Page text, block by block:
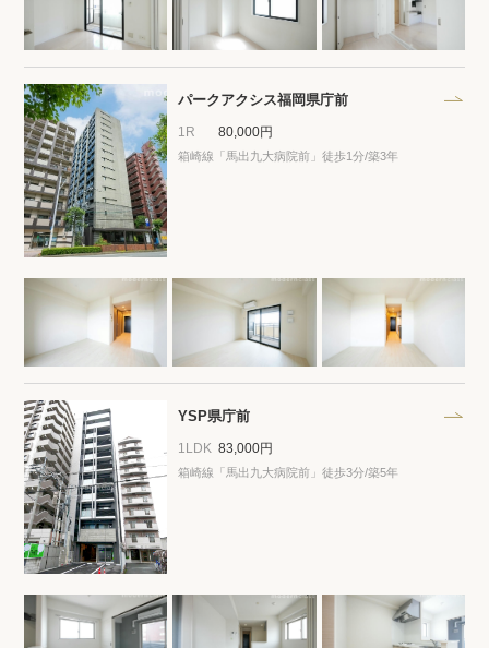
高級賃貸物件トピック 会社概要
プライバシーポリシー クッキーポリシー
商標について サイトマップ
パークアクシス福岡県庁前
1R 80,000円
箱崎線「馬出九大病院前」徒歩1分/築3年
YSP県庁前
1LDK 83,000円
箱崎線「馬出九大病院前」徒歩3分/築5年